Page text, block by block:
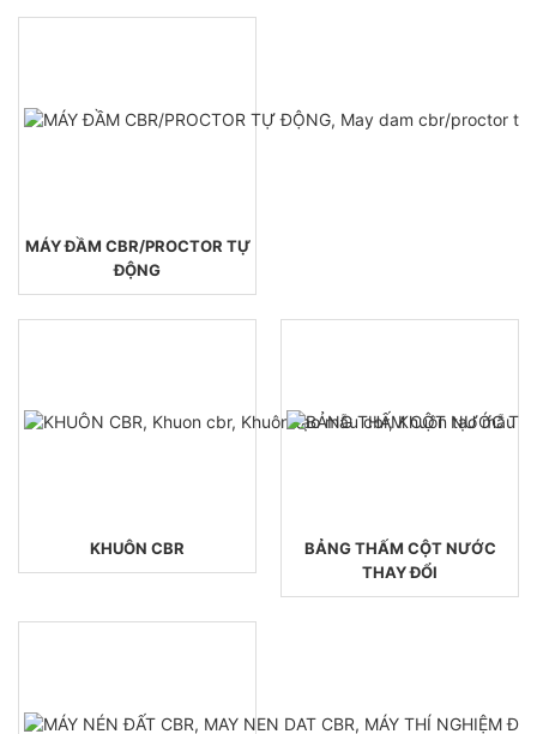
MÁY ĐẦM CBR/PROCTOR TỰ
ĐỘNG
KHUÔN CBR
BẢNG THẤM CỘT NƯỚC
THAY ĐỔI